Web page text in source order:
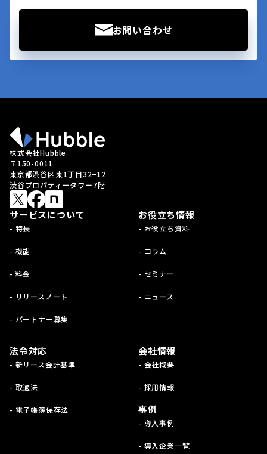
お問い合わせ
株式会社Hubble
〒150-0011
東京都渋谷区東1丁目32−12
渋谷プロパティータワー7階
サービスについて
- 特長
- 機能
- 料金
- リリースノート
- パートナー募集
お役立ち情報
- お役立ち資料
- コラム
- セミナー
- ニュース
法令対応
- 新リース会計基準
- 取適法
- 電子帳簿保存法
会社情報
- 会社概要
- 採用情報
事例
- 導入事例
- 導入企業一覧